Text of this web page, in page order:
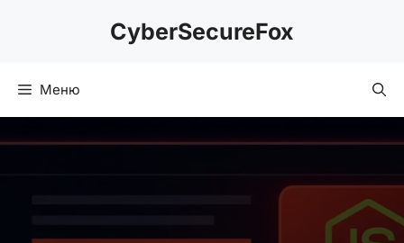
CyberSecureFox
Меню